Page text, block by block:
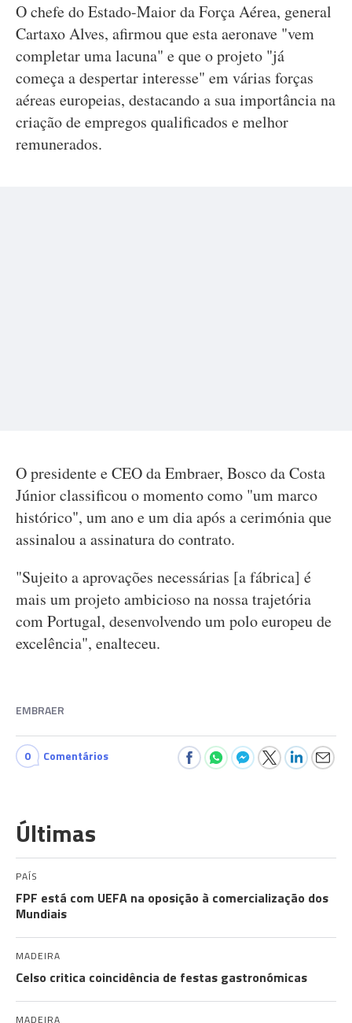
O chefe do Estado-Maior da Força Aérea, general
Cartaxo Alves, afirmou que esta aeronave "vem
completar uma lacuna" e que o projeto "já
começa a despertar interesse" em várias forças
aéreas europeias, destacando a sua importância na
criação de empregos qualificados e melhor
remunerados.
O presidente e CEO da Embraer, Bosco da Costa
Júnior classificou o momento como "um marco
histórico", um ano e um dia após a cerimónia que
assinalou a assinatura do contrato.
"Sujeito a aprovações necessárias [a fábrica] é
mais um projeto ambicioso na nossa trajetória
com Portugal, desenvolvendo um polo europeu de
excelência", enalteceu.
EMBRAER
0 Comentários
Últimas
PAÍS
FPF está com UEFA na oposição à comercialização dos
Mundiais
MADEIRA
Celso critica coincidência de festas gastronómicas
MADEIRA